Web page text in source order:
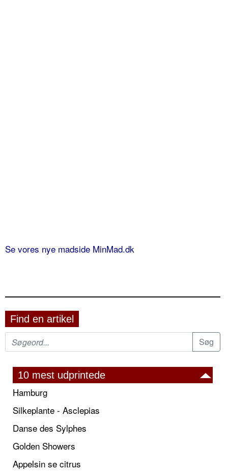
Se vores nye madside MinMad.dk
Find en artikel
10 mest udprintede
Hamburg
Silkeplante - Asclepias
Danse des Sylphes
Golden Showers
Appelsin se citrus